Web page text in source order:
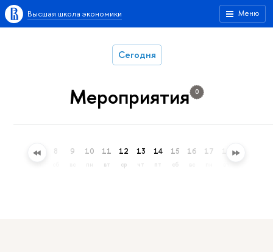
Меню
Высшая школа экономики
Сегодня
Мероприятия 0
7 8 9 10
пн
11
вт
12
ср
13
чт
14
пт
15
сб
16 17 19